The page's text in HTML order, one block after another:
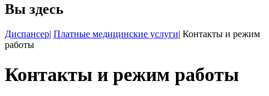
Вы здесь
Диспансер| Платные медицинские услуги| Контакты и режим
работы
Контакты и режим работы